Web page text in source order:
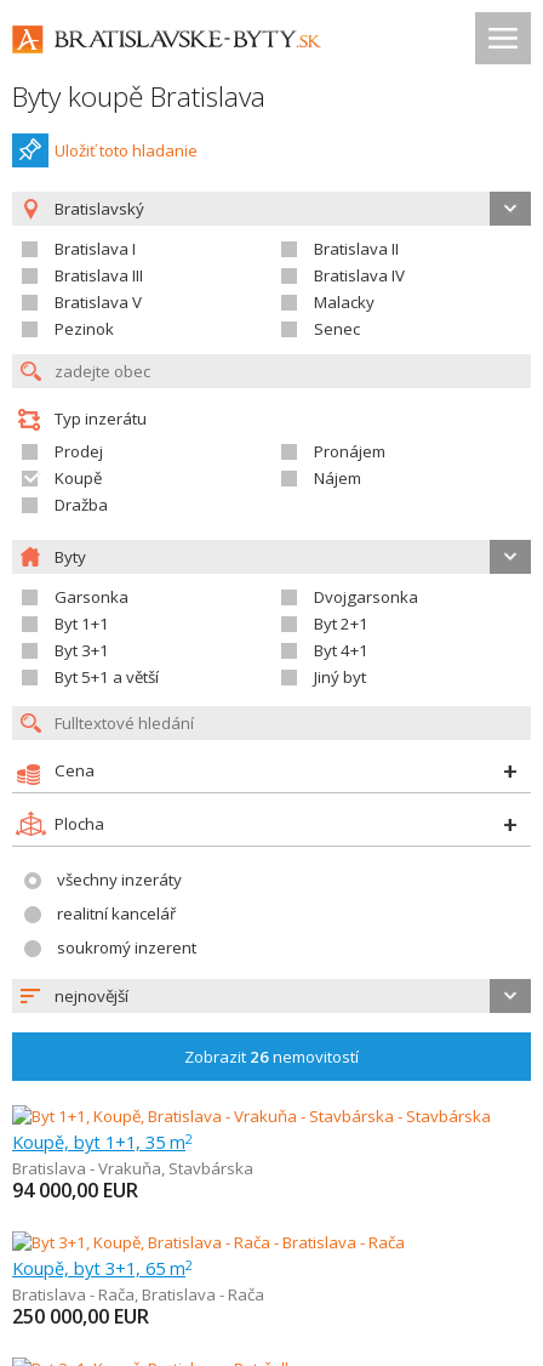
Byty koupě Bratislava
Uložiť toto hladanie
Bratislavský
Bratislava I
Bratislava II
Bratislava III
Bratislava IV
Bratislava V
Malacky
Pezinok
Senec
Typ inzerátu
Prodej
Pronájem
Koupě
Nájem
Dražba
Byty
Garsonka
Dvojgarsonka
Byt 1+1
Byt 2+1
Byt 3+1
Byt 4+1
Byt 5+1 a větší
Jiný byt
Cena
Plocha
všechny inzeráty
realitní kancelář
soukromý inzerent
nejnovější
Zobrazit 26nemovitostí
Koupě, byt 1+1, 35 m2
Bratislava - Vrakuňa, Stavbárska
94 000,00 EUR
Koupě, byt 3+1, 65 m2
Bratislava - Rača, Bratislava - Rača
250 000,00 EUR